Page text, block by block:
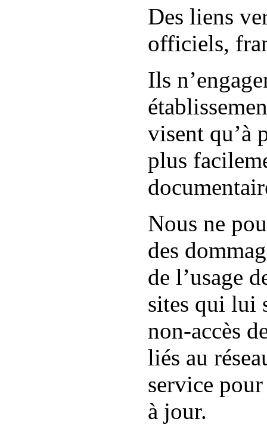
Des liens
officiels,
Ils
visent qu’à
plus
Nous ne
des
de l’usage
sites qui lui
non-accès
liés au
service
à jour.